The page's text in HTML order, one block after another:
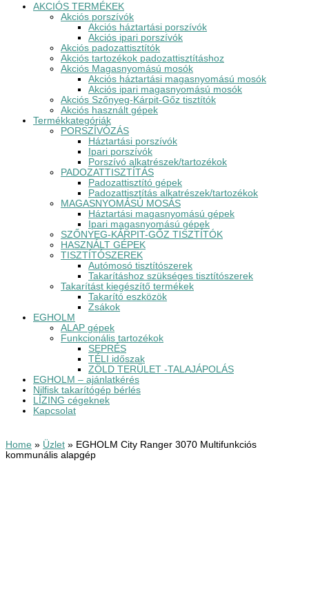
AKCIÓS TERMÉKEK
Akciós porszívók
Akciós háztartási porszívók
Akciós ipari porszívók
Akciós padozattisztítók
Akciós tartozékok padozattisztításhoz
Akciós Magasnyomású mosók
Akciós háztartási magasnyomású mosók
Akciós ipari magasnyomású mosók
Akciós Szőnyeg-Kárpit-Gőz tisztítók
Akciós használt gépek
Termékkategóriák
PORSZÍVÓZÁS
Háztartási porszívók
Ipari porszívók
Porszívó alkatrészek/tartozékok
PADOZATTISZTÍTÁS
Padozattisztító gépek
Padozattisztítás alkatrészek/tartozékok
MAGASNYOMÁSÚ MOSÁS
Háztartási magasnyomású gépek
Ipari magasnyomású gépek
SZŐNYEG-KÁRPIT-GŐZ TISZTÍTÓK
HASZNÁLT GÉPEK
TISZTÍTÓSZEREK
Autómosó tisztítószerek
Takarításhoz szükséges tisztítószerek
Takarítást kiegészítő termékek
Takarító eszközök
Zsákok
EGHOLM
ALAP gépek
Funkcionális tartozékok
SEPRÉS
TÉLI időszak
ZÖLD TERÜLET -TALAJÁPOLÁS
EGHOLM – ajánlatkérés
Nilfisk takarítógép bérlés
LÍZING cégeknek
Kapcsolat
Home » Üzlet » EGHOLM City Ranger 3070 Multifunkciós
kommunális alapgép